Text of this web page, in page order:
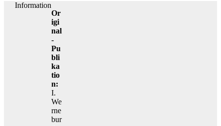
Information
Or
igi
nal
-
Pu
bli
ka
tio
n:
I.
We
rne
bur